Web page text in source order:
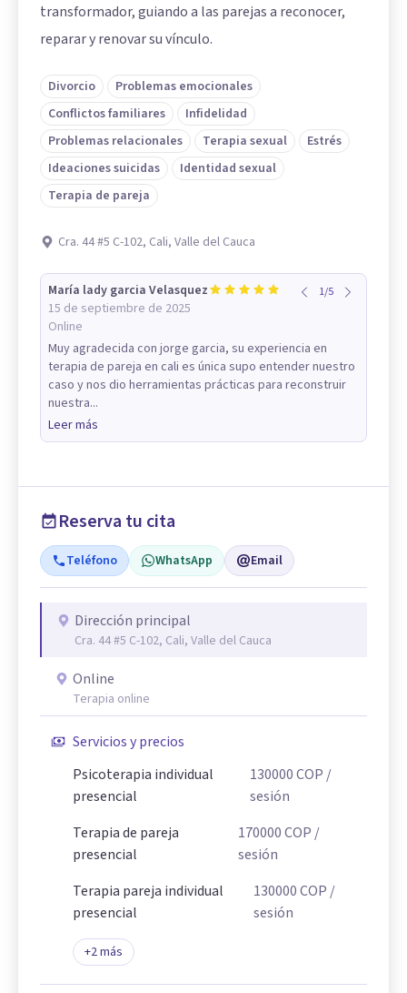
transformador, guiando a las parejas a reconocer,
reparar y renovar su vínculo.
Divorcio
Problemas emocionales
Conflictos familiares
Infidelidad
Problemas relacionales
Terapia sexual
Estrés
Ideaciones suicidas
Identidad sexual
Terapia de pareja
Cra. 44 #5 C-102, Cali, Valle del Cauca
María lady garcia Velasquez
15 de septiembre de 2025
Online
1/5
Muy agradecida con jorge garcia, su experiencia en
terapia de pareja en cali es única supo entender nuestro
caso y nos dio herramientas prácticas para reconstruir
nuestra...
Leer más
Reserva tu cita
Teléfono WhatsApp Email
Dirección principal
Cra. 44 #5 C-102, Cali, Valle del Cauca
Online
Terapia online
Servicios y precios
Psicoterapia individual
presencial
130000COP /
sesión
Terapia de pareja
presencial
170000COP /
sesión
Terapia pareja individual
presencial
130000COP /
sesión
+2más